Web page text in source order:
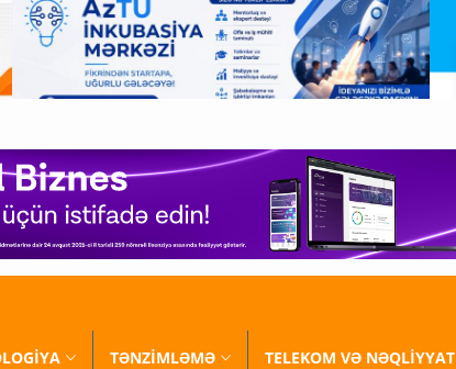
TƏNZİMLƏMƏ TELEKOM VƏ NƏQLİYYAT